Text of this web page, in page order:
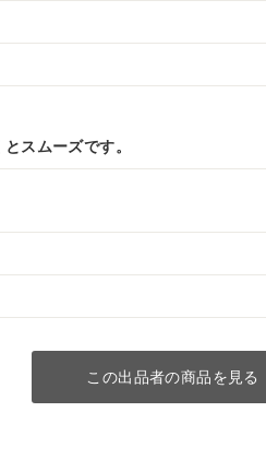
スムーズです。
この出品者の商品を見る